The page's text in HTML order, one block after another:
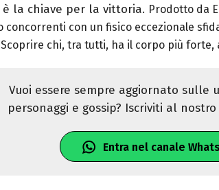
è la chiave per la vittoria. Prodotto da
concorrenti con un fisico eccezionale
Scoprire chi, tra tutti, ha il corpo più forte,
Vuoi essere sempre aggiornato sulle
personaggi e gossip? Iscriviti al
Entra nel canale